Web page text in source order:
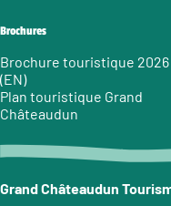
Brochures
Brochure touristique 2026
(EN)
Plan touristique Grand
Châteaudun
Grand Châteaudun